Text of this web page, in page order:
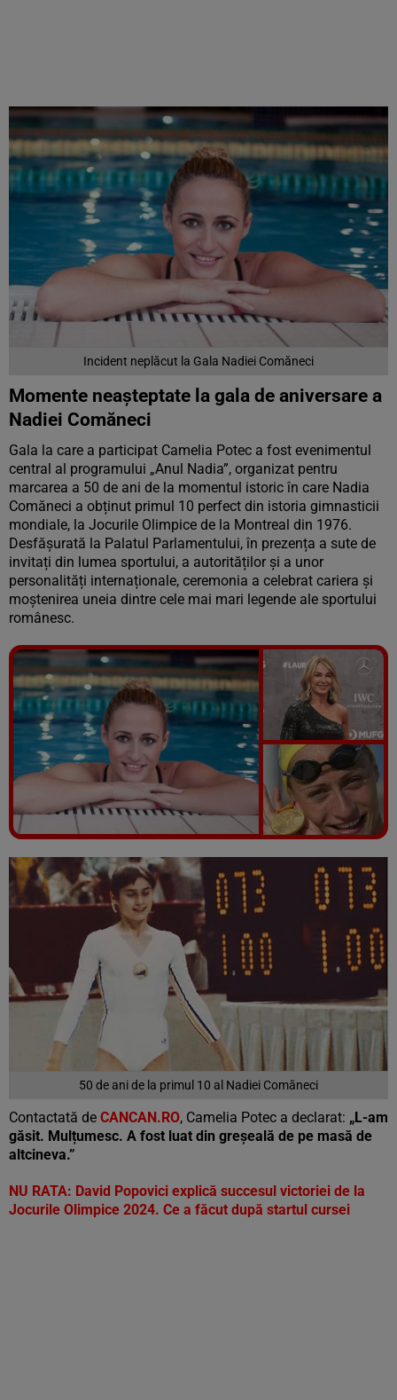
Incident neplăcut la Gala Nadiei Comăneci
Momente neașteptate la gala de aniversare a
Nadiei Comăneci
Gala la care a participat Camelia Potec a fost evenimentul
central al programului „Anul Nadia”, organizat pentru
marcarea a 50 de ani de la momentul istoric în care Nadia
Comăneci a obținut primul 10 perfect din istoria gimnasticii
mondiale, la Jocurile Olimpice de la Montreal din 1976.
Desfășurată la Palatul Parlamentului, în prezența a sute de
invitați din lumea sportului, a autorităților și a unor
personalități internaționale, ceremonia a celebrat cariera și
moștenirea uneia dintre cele mai mari legende ale sportului
românesc.
Vezi galeria foto
5 poze
50 de ani de la primul 10 al Nadiei Comăneci
Contactată de CANCAN.RO, Camelia Potec a declarat: „L-am
găsit. Mulțumesc. A fost luat din greșeală de pe masă de
altcineva.”
NU RATA: David Popovici explică succesul victoriei de la
Jocurile Olimpice 2024. Ce a făcut după startul cursei